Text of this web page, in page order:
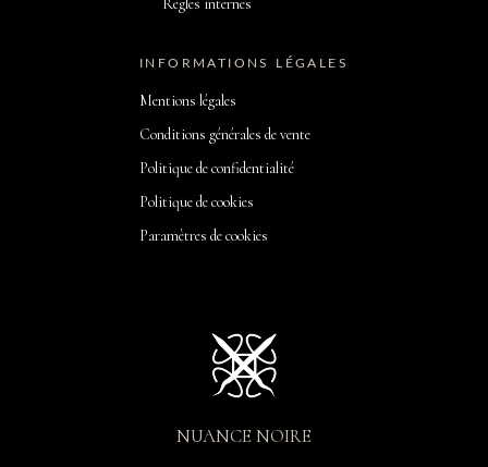
INFORMATIONS LÉGALES
Mentions légales
Conditions générales de vente
Politique de confidentialité
Politique de cookies
Paramètres de cookies
NUANCE NOIRE